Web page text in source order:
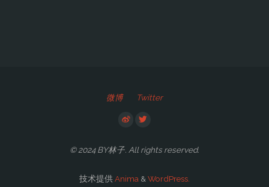
微博 Twitter
© 2024 BY林子. All rights reserved.
技术提供Anima & WordPress.